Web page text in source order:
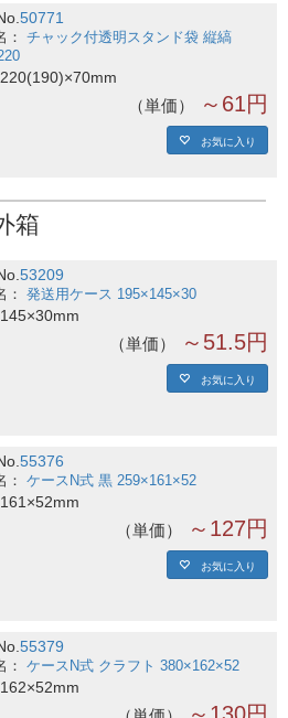
50771
チャック付透明スタンド袋 縦縞
単価 ～61円
お気に入り
箱
53209
発送用ケース 195×145×30
単価 ～51.5円
お気に入り
55376
ケースN式 黒 259×161×52
単価 ～127円
お気に入り
55379
ケースN式 クラフト 380×162×52